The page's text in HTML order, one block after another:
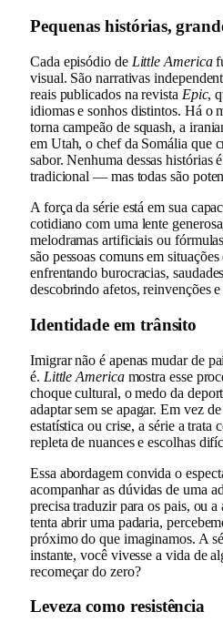
Pequenas histórias,
Cada episódio de Little America
visual. São narrativas
reais publicados na revista Epic,
idiomas e sonhos distintos. Há o
torna campeão de squash, a
em Utah, o chef da Somália que
sabor. Nenhuma dessas histórias
tradicional — mas todas são
A força da série está em sua
cotidiano com uma lente
melodramas artificiais ou
são pessoas comuns em
enfrentando burocracias,
descobrindo afetos, reinvenções
Identidade em trânsito
Imigrar não é apenas mudar de
é. Little Americamostra esse
choque cultural, o medo da
adaptar sem se apagar. Em vez
estatística ou crise, a série a trata
repleta de nuances e escolhas
Essa abordagem convida o
acompanhar as dúvidas de uma
precisa traduzir para os pais, ou
tenta abrir uma padaria,
próximo do que imaginamos. A
instante, você vivesse a vida de
recomeçar do zero?
Leveza como resistência